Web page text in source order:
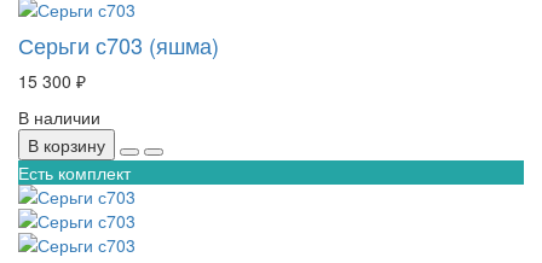
Серьги с703 (яшма)
15 300 ₽
В наличии
В корзину
Есть комплект